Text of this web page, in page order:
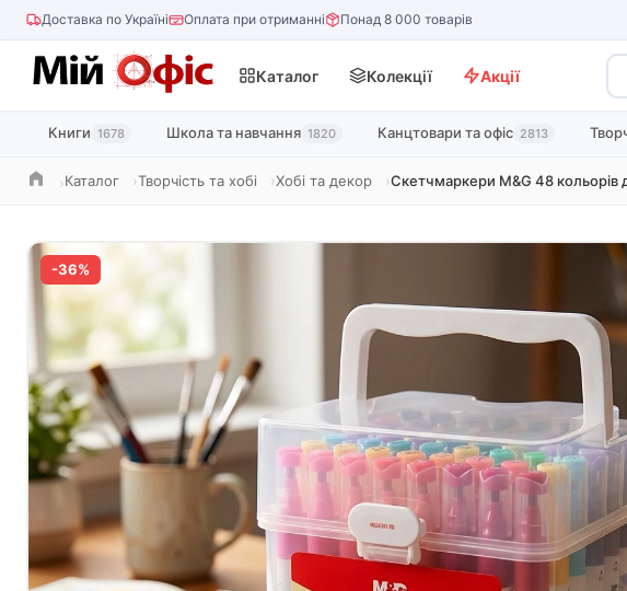
Доставка по Україні Оплата при отриманні Понад 8 000 товарів
Каталог Колекції Акції
Книги 1678 Школа та навчання 1820 Канцтовари та офіс 2813
ГоловнаКаталог Творчість та хобі Хобі та декор Скетчмаркери M&G 48 кольорів
-36%